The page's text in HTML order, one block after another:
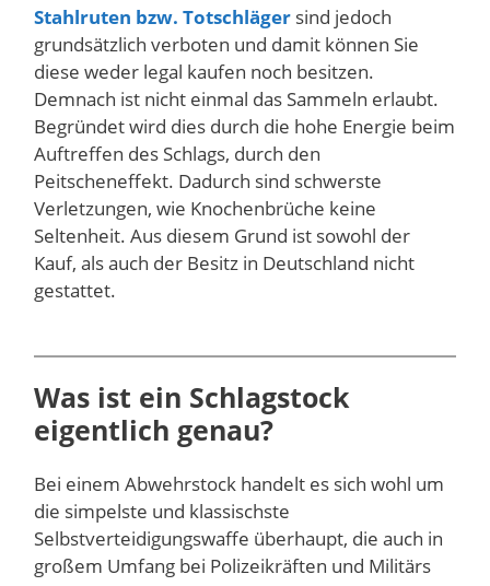
Stahlruten bzw. Totschläger sind jedoch
grundsätzlich verboten und damit können Sie
diese weder legal kaufen noch besitzen.
Demnach ist nicht einmal das Sammeln erlaubt.
Begründet wird dies durch die hohe Energie beim
Auftreffen des Schlags, durch den
Peitscheneffekt. Dadurch sind schwerste
Verletzungen, wie Knochenbrüche keine
Seltenheit. Aus diesem Grund ist sowohl der
Kauf, als auch der Besitz in Deutschland nicht
gestattet.
Was ist ein Schlagstock
eigentlich genau?
Bei einem Abwehrstock handelt es sich wohl um
die simpelste und klassischste
Selbstverteidigungswaffe überhaupt, die auch in
großem Umfang bei Polizeikräften und Militärs